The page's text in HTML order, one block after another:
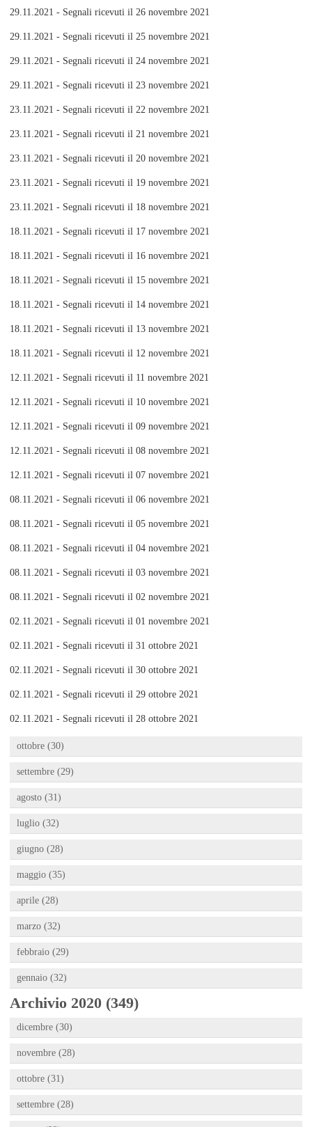
29.11.2021 - Segnali ricevuti il 26 novembre 2021
29.11.2021 - Segnali ricevuti il 25 novembre 2021
29.11.2021 - Segnali ricevuti il 24 novembre 2021
29.11.2021 - Segnali ricevuti il 23 novembre 2021
23.11.2021 - Segnali ricevuti il 22 novembre 2021
23.11.2021 - Segnali ricevuti il 21 novembre 2021
23.11.2021 - Segnali ricevuti il 20 novembre 2021
23.11.2021 - Segnali ricevuti il 19 novembre 2021
23.11.2021 - Segnali ricevuti il 18 novembre 2021
18.11.2021 - Segnali ricevuti il 17 novembre 2021
18.11.2021 - Segnali ricevuti il 16 novembre 2021
18.11.2021 - Segnali ricevuti il 15 novembre 2021
18.11.2021 - Segnali ricevuti il 14 novembre 2021
18.11.2021 - Segnali ricevuti il 13 novembre 2021
18.11.2021 - Segnali ricevuti il 12 novembre 2021
12.11.2021 - Segnali ricevuti il 11 novembre 2021
12.11.2021 - Segnali ricevuti il 10 novembre 2021
12.11.2021 - Segnali ricevuti il 09 novembre 2021
12.11.2021 - Segnali ricevuti il 08 novembre 2021
12.11.2021 - Segnali ricevuti il 07 novembre 2021
08.11.2021 - Segnali ricevuti il 06 novembre 2021
08.11.2021 - Segnali ricevuti il 05 novembre 2021
08.11.2021 - Segnali ricevuti il 04 novembre 2021
08.11.2021 - Segnali ricevuti il 03 novembre 2021
08.11.2021 - Segnali ricevuti il 02 novembre 2021
02.11.2021 - Segnali ricevuti il 01 novembre 2021
02.11.2021 - Segnali ricevuti il 31 ottobre 2021
02.11.2021 - Segnali ricevuti il 30 ottobre 2021
02.11.2021 - Segnali ricevuti il 29 ottobre 2021
02.11.2021 - Segnali ricevuti il 28 ottobre 2021
ottobre (30)
settembre (29)
agosto (31)
luglio (32)
giugno (28)
maggio (35)
aprile (28)
marzo (32)
febbraio (29)
gennaio (32)
Archivio 2020 (349)
dicembre (30)
novembre (28)
ottobre (31)
settembre (28)